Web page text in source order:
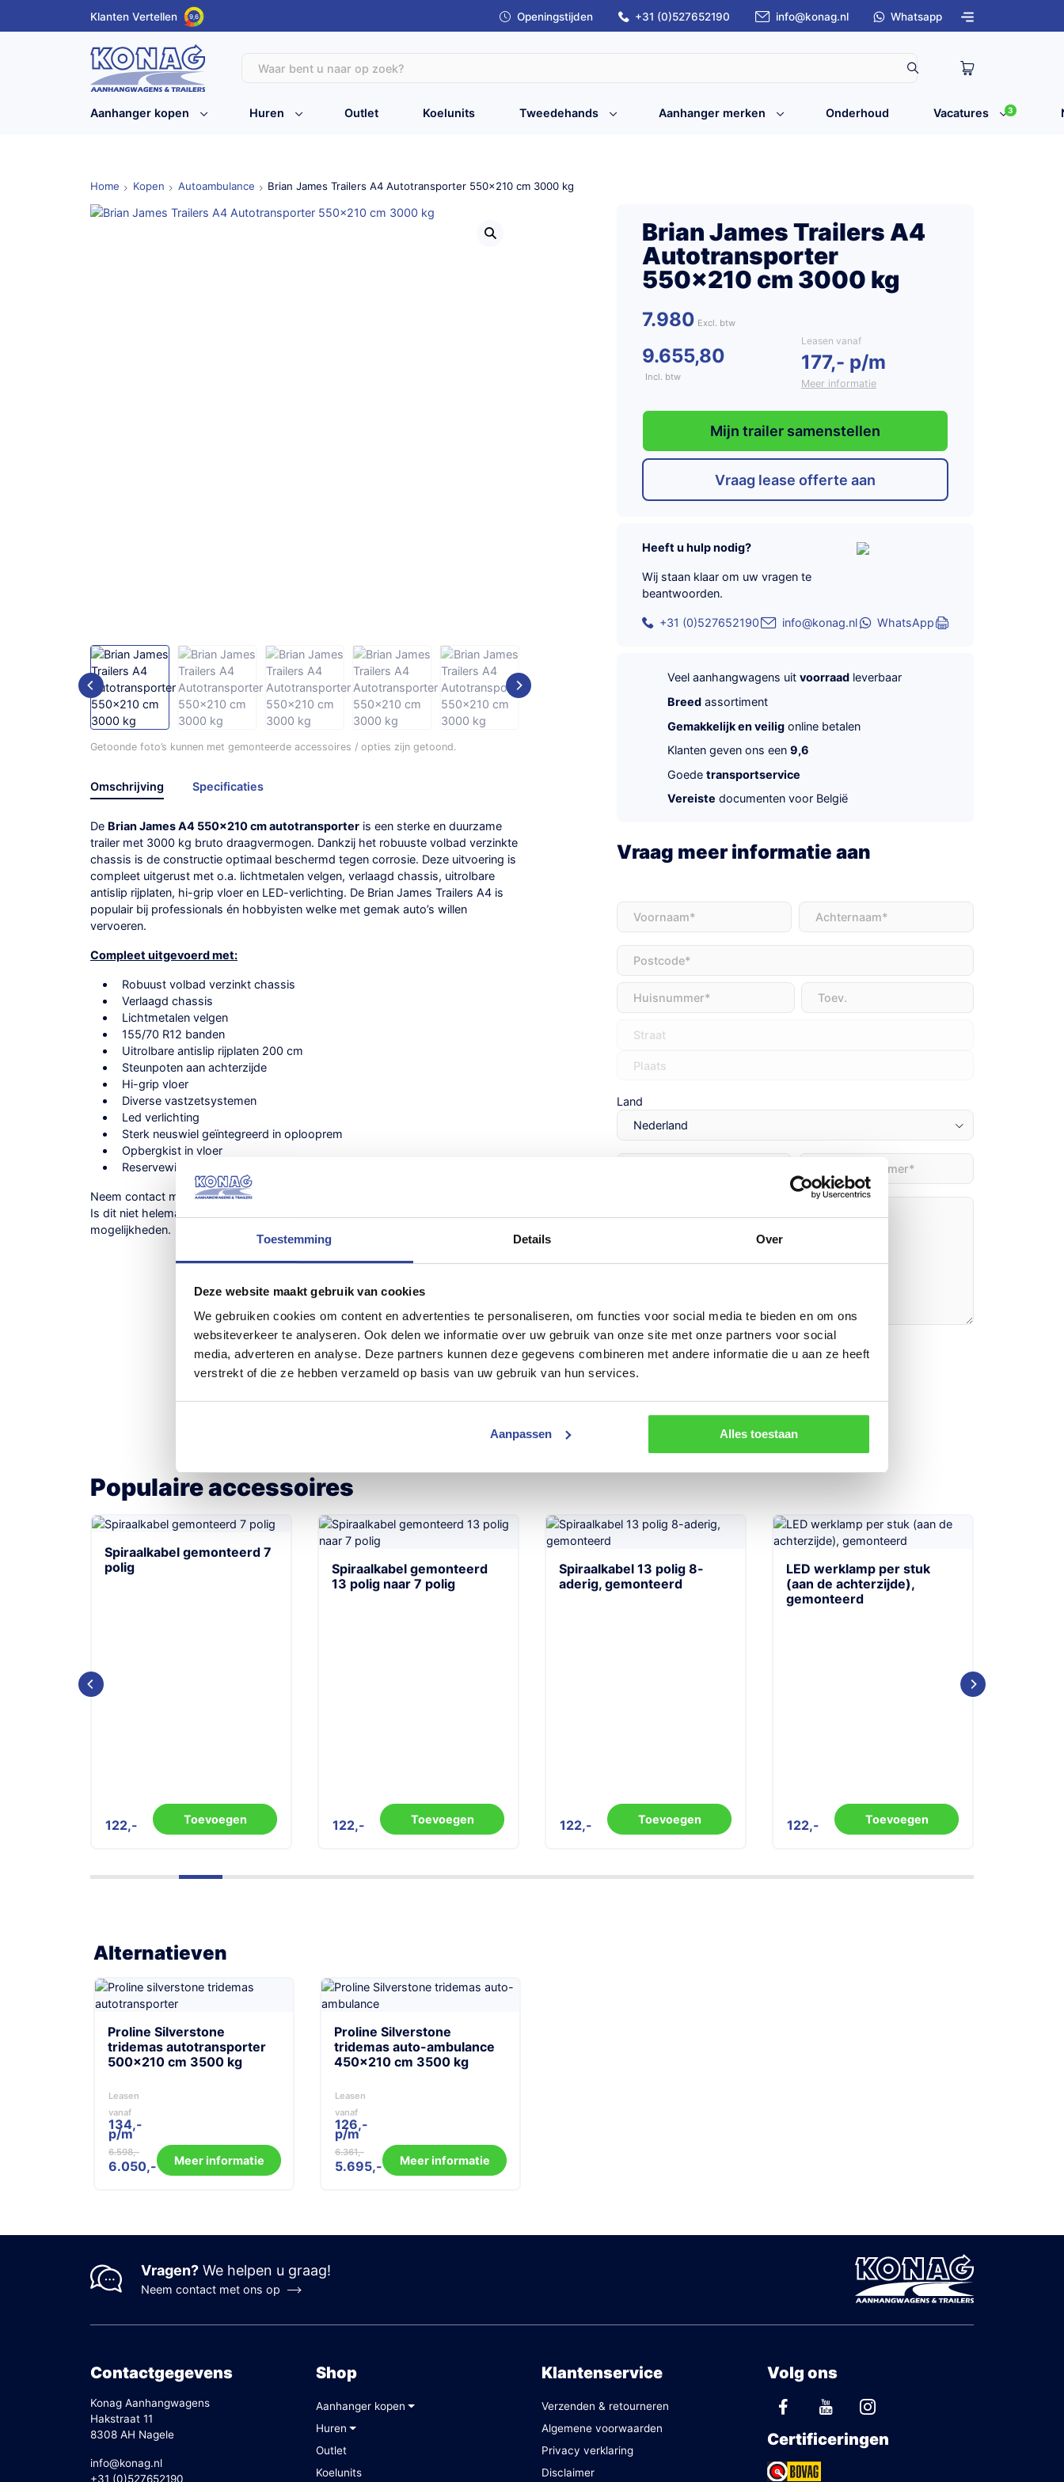
Toestemming Details Over
Deze website maakt gebruik van cookies
We gebruiken cookies om content en advertenties te personaliseren, om functies voor social media te bieden en om ons
websiteverkeer te analyseren. Ook delen we informatie over uw gebruik van onze site met onze partners voor social
media, adverteren en analyse. Deze partners kunnen deze gegevens combineren met andere informatie die u aan ze heeft
verstrekt of die ze hebben verzameld op basis van uw gebruik van hun services.
Aanpassen Alles toestaan
Klanten Vertellen 9,6 Openingstijden +31 (0)527652190 info@konag.nl Whatsapp
Aanhanger kopen Huren Outlet Koelunits Tweedehands Aanhanger merken Onderhoud Vacatures 3
Home Kopen Autoambulance Brian James Trailers A4 Autotransporter 550×210 cm 3000 kg
Getoonde foto’s kunnen met gemonteerde accessoires / opties zijn getoond.
Omschrijving Specificaties
De Brian James A4 550×210 cm autotransporter is een sterke en duurzame
trailer met 3000 kg bruto draagvermogen. Dankzij het robuuste volbad verzinkte
chassis is de constructie optimaal beschermd tegen corrosie. Deze uitvoering is
compleet uitgerust met o.a. lichtmetalen velgen, verlaagd chassis, uitrolbare
antislip rijplaten, hi-grip vloer en LED-verlichting. De Brian James Trailers A4 is
populair bij professionals én hobbyisten welke met gemak auto’s willen
vervoeren.
Compleet uitgevoerd met:
Robuust volbad verzinkt chassis
Verlaagd chassis
Lichtmetalen velgen
155/70 R12 banden
Uitrolbare antislip rijplaten 200 cm
Steunpoten aan achterzijde
Hi-grip vloer
Diverse vastzetsystemen
Led verlichting
Sterk neuswiel geïntegreerd in oplooprem
Opbergkist in vloer
Reservewiel
Neem contact met ons op voor onze
Is dit niet helemaal de juiste trailer? Bekijk alle
mogelijkheden.
Brian James Trailers A4
Autotransporter
550×210 cm 3000 kg
7.980
9.655,80
Incl. btw
Leasen vanaf
177,- p/m
Meer informatie
Mijn trailer samenstellen
Vraag lease offerte aan
Heeft u hulp nodig?
Wij staan klaar om uw vragen te
beantwoorden.
+31 (0)527652190 info@konag.nl WhatsApp
Veel aanhangwagens uit voorraad leverbaar
Breed assortiment
Gemakkelijk en veilig online betalen
Klanten geven ons een 9,6
Goede transportservice
Vereiste documenten voor België
Vraag meer informatie aan
Voornaam Achternaam
Adres
Land
E-
Telefoon
TrailerTrailer inruilen
Populaire accessoires
Spiraalkabel gemonteerd 7
polig
122 Toevoegen
Spiraalkabel gemonteerd
13 polig naar 7 polig
122 Toevoegen
Spiraalkabel 13 polig 8-
aderig, gemonteerd
122 Toevoegen
LED werklamp per stuk
(aan de achterzijde),
gemonteerd
122 Toevoegen
Alternatieven
Proline Silverstone
tridemas autotransporter
500×210 cm 3500 kg
Leasen
vanaf
134,-
p/m
6.598
Oorspronkelijke
prijs
6.050
Huidige
prijs
Meer informatie
Proline Silverstone
tridemas auto-ambulance
450×210 cm 3500 kg
Leasen
vanaf
126,-
p/m
6.361
Oorspronkelijke
prijs
5.695
Huidige
prijs
Meer informatie
Vragen? We helpen u graag!
Neem contact met ons op
Contactgegevens
Konag Aanhangwagens
Hakstraat 11
8308 AH Nagele
info@konag.nl
+31 (0)527652190
Shop
Aanhanger kopen
Huren
Outlet
Koelunits
Klantenservice
Verzenden & retourneren
Algemene voorwaarden
Privacy verklaring
Disclaimer
Volg ons
Certificeringen